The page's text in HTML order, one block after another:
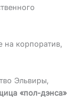
на корпоратив,
Эльвиры,
«пол-дэнса»